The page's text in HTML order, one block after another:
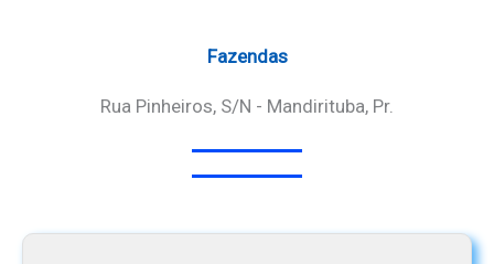
Fazendas
Rua Pinheiros, S/n - Mandirituba, Pr.